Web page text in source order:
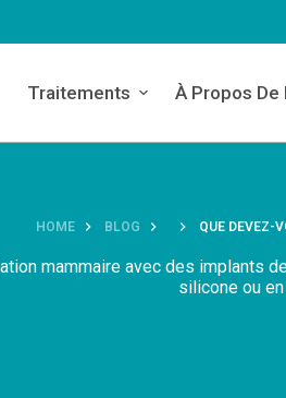
Traitements À Propos De
HOME BLOG QUE DEVEZ-
mammaire avec des implants
silicone ou